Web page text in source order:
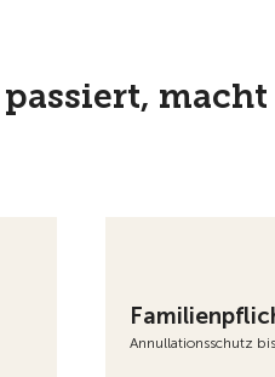
Annullationsschutz